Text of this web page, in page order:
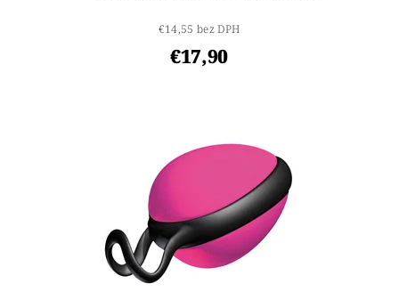
€14,55 bez DPH
€17,90